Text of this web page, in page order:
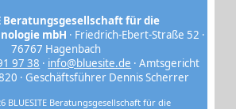
Beratungsgesellschaft für die
mbH · Friedrich-Ebert-Straße 52 ·
76767 Hagenbach
97 38 · info@bluesite.de · Amtsgericht
· Geschäftsführer Dennis Scherrer
BLUESITE Beratungsgesellschaft für die